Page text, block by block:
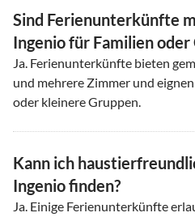
Sind Ferienunterkünfte
Ingenio für Familien oder
Ja. Ferienunterkünfte bieten
und mehrere Zimmer und
oder kleinere Gruppen.
Kann ich
Ingenio finden?
Ja. Einige Ferienunterkünfte